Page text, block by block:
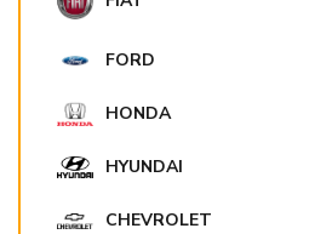
FORD
HONDA
HYUNDAI
CHEVROLET